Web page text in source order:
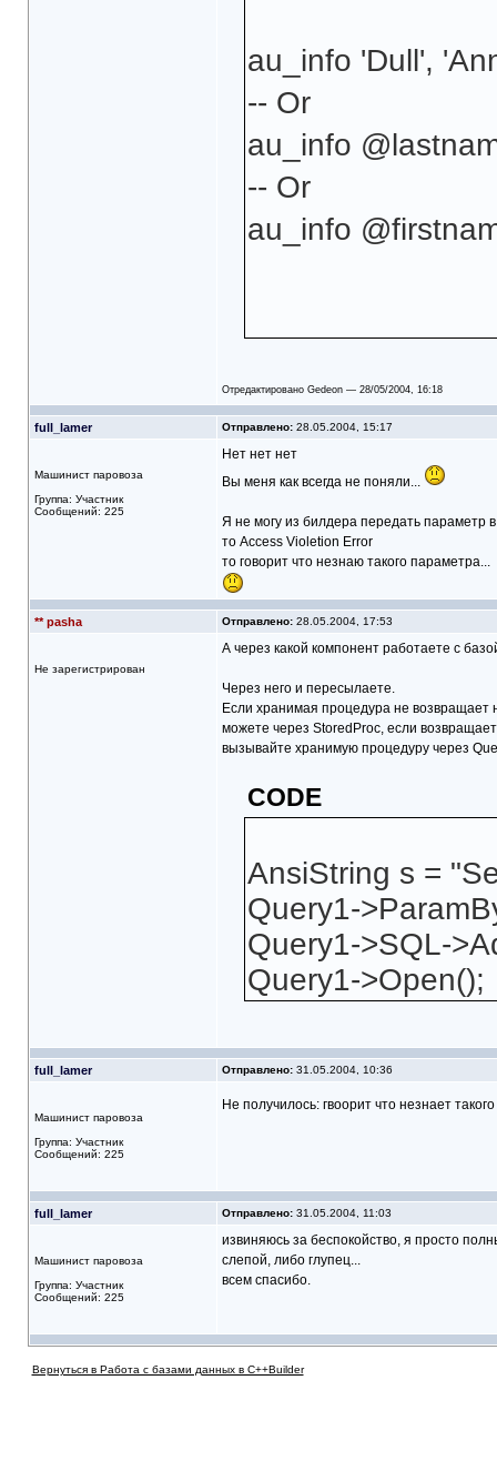
au_info 'Dull',
-- Or
au_info
-- Or
au_info
Отредактировано Gedeon — 28/05/2004, 16:18
full_lamer Отправлено:28.05.2004, 15:17
Машинист паровоза
Группа: Участник
Сообщений: 225
Нет нет нет
Вы меня как всегда не поняли...
Я не могу из билдера передать параметр
то Access Violetion Error
то говорит что незнаю такого параметра...
** pasha Отправлено:28.05.2004, 17:53
Не зарегистрирован
А через какой компонент работаете с
Через него и пересылаете.
Если хранимая процедура не возвращает
можете через StoredProc, если
вызывайте хранимую процедуру через
CODE
AnsiString s =
Query1-
Query1->SQL-
Query1->Open();
full_lamer Отправлено:31.05.2004, 10:36
Машинист паровоза
Группа: Участник
Сообщений: 225
Не получилось: гвоорит что незнает
full_lamer Отправлено:31.05.2004, 11:03
Машинист паровоза
Группа: Участник
Сообщений: 225
извиняюсь за беспокойство, я просто
слепой, либо глупец...
всем спасибо.
Вернуться в Работа с базами данных в C++Builder